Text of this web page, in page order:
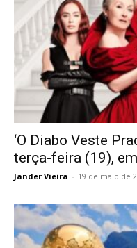
‘O Diabo Veste
terça-feira (19),
Jander Vieira - 19 de maio de